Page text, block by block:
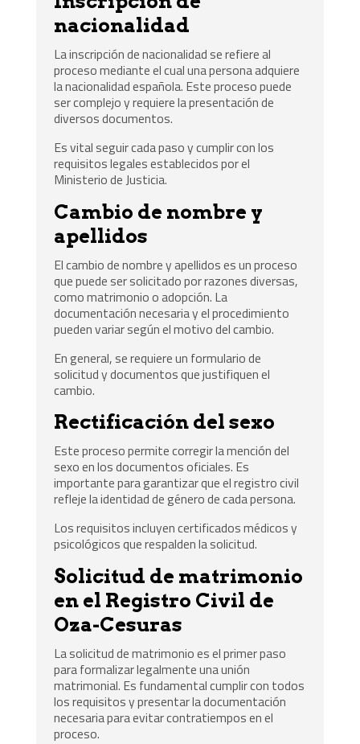
nacionalidad
La inscripción de nacionalidad se refiere al
proceso mediante el cual una persona adquiere
la nacionalidad española. Este proceso puede
ser complejo y requiere la presentación de
diversos documentos.
Es vital seguir cada paso y cumplir con los
requisitos legales establecidos por el
Ministerio de Justicia.
Cambio de nombre y
apellidos
El cambio de nombre y apellidos es un proceso
que puede ser solicitado por razones diversas,
como matrimonio o adopción. La
documentación necesaria y el procedimiento
pueden variar según el motivo del cambio.
En general, se requiere un formulario de
solicitud y documentos que justifiquen el
cambio.
Rectificación del sexo
Este proceso permite corregir la mención del
sexo en los documentos oficiales. Es
importante para garantizar que el registro civil
refleje la identidad de género de cada persona.
Los requisitos incluyen certificados médicos y
psicológicos que respalden la solicitud.
Solicitud de matrimonio
en el Registro Civil de
Oza-Cesuras
La solicitud de matrimonio es el primer paso
para formalizar legalmente una unión
matrimonial. Es fundamental cumplir con todos
los requisitos y presentar la documentación
necesaria para evitar contratiempos en el
proceso.